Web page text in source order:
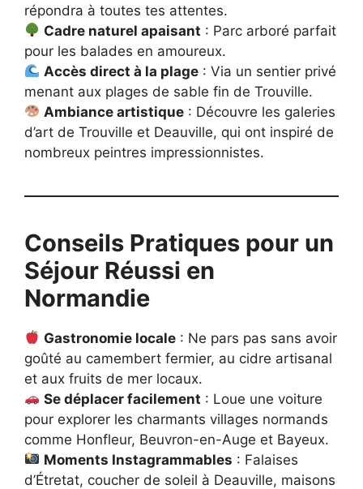
répondra à toutes tes attentes.
Cadre naturel apaisant : Parc arboré parfait
pour les balades en amoureux.
Accès direct à la plage : Via un sentier privé
menant aux plages de sable fin de Trouville.
Ambiance artistique : Découvre les galeries
d’art de Trouville et Deauville, qui ont inspiré de
nombreux peintres impressionnistes.
Conseils Pratiques pour un
Séjour Réussi en
Normandie
Gastronomie locale : Ne pars pas sans avoir
goûté au camembert fermier, au cidre artisanal
et aux fruits de mer locaux.
Se déplacer facilement : Loue une voiture
pour explorer les charmants villages normands
comme Honfleur, Beuvron-en-Auge et Bayeux.
Moments Instagrammables : Falaises
d’Étretat, coucher de soleil à Deauville, maisons